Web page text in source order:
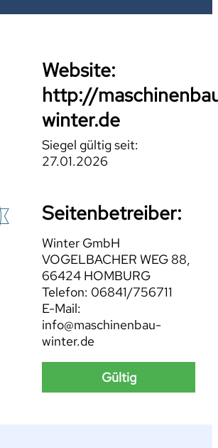
Website:
http://
winter.de
Siegel gültig seit:
27.01.2026
Seitenbetreiber:
Winter GmbH
VOGELBACHER WEG 88,
66424 HOMBURG
Telefon: 06841/756711
E-Mail:
info@maschinenbau-
winter.de
Gültig